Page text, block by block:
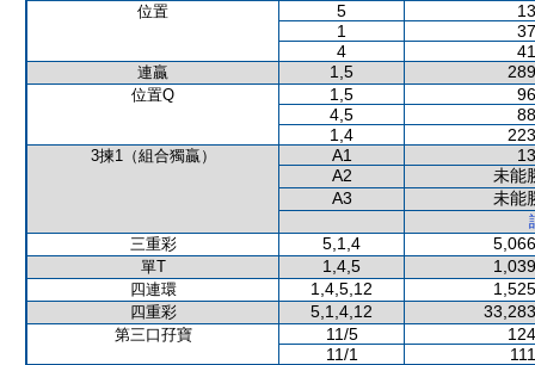
位置 5
1
4
連贏 1,5
位置Q 1,5
4,5
1,4
3揀1（組合獨贏） A1
A2
未能
A3
未能
三重彩
5,1,4
單T 1,4,5
四連環 1,4,5,12
四重彩 5,1,4,12
第三口孖寶 11/5
11/1